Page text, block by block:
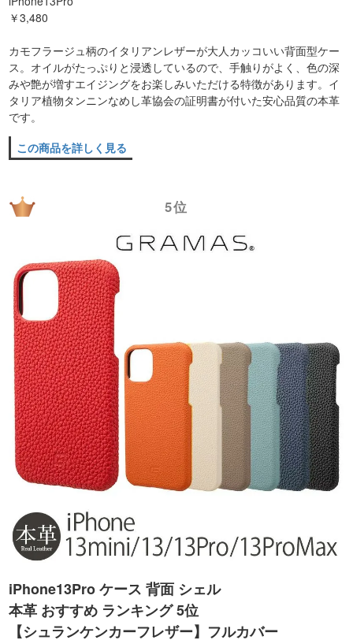
￥3,480
カモフラージュ柄のイタリアンレザーが大人カッコいい背面型ケー
ス。オイルがたっぷりと浸透しているので、手触りがよく、色の深
みや艶が増すエイジングをお楽しみいただける特徴があります。イ
タリア植物タンニンなめし革協会の証明書が付いた安心品質の本革
です。
この商品を詳しく見る
5位
iPhone13Pro ケース 背面 シェル
本革 おすすめ ランキング 5位
【シュランケンカーフレザー】フルカバー